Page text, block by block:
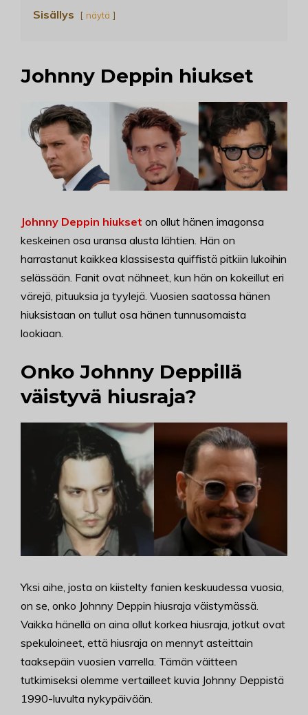
Sisällys näytä
Johnny Deppin hiukset
Johnny Deppin hiukset on ollut hänen imagonsa
keskeinen osa uransa alusta lähtien. Hän on
harrastanut kaikkea klassisesta quiffistä pitkiin lukoihin
selässään. Fanit ovat nähneet, kun hän on kokeillut eri
värejä, pituuksia ja tyylejä. Vuosien saatossa hänen
hiuksistaan on tullut osa hänen tunnusomaista
lookiaan.
Onko Johnny Deppillä
väistyvä hiusraja?
Yksi aihe, josta on kiistelty fanien keskuudessa vuosia,
on se, onko Johnny Deppin hiusraja väistymässä.
Vaikka hänellä on aina ollut korkea hiusraja, jotkut ovat
spekuloineet, että hiusraja on mennyt asteittain
taaksepäin vuosien varrella. Tämän väitteen
tutkimiseksi olemme vertailleet kuvia Johnny Deppistä
1990-luvulta nykypäivään.